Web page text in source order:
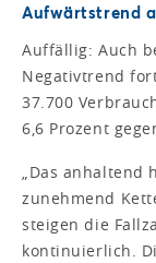
Aufwärtstrend
Auffällig: Auch
Negativtrend
37.700
6,6 Prozent
„Das anhaltend
zunehmend
steigen die
kontinuierlich.